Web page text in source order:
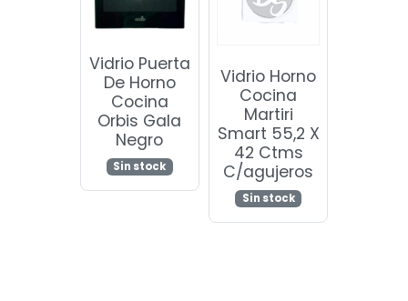
Vidrio Puerta
De Horno
Cocina
Orbis Gala
Negro
Sin stock
Vidrio Horno
Cocina
Martiri
Smart 55,2 X
42 Ctms
C/agujeros
Sin stock